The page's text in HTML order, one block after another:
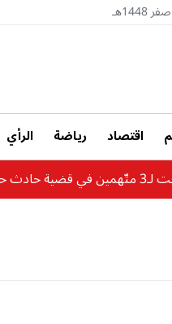
اقتصاد رياضة الرأي
بومرداس